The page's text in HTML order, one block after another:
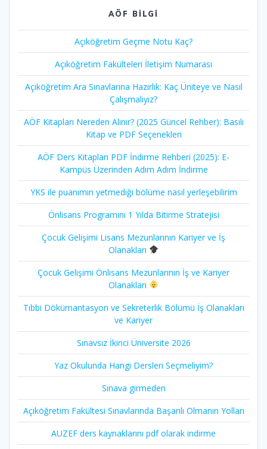
AÖF BILGI
Açıköğretim Geçme Notu Kaç?
Açıköğretim Fakülteleri İletişim Numarası
Açıköğretim Ara Sınavlarına Hazırlık: Kaç Üniteye ve Nasıl
Çalışmalıyız?
AÖF Kitapları Nereden Alınır? (2025 Güncel Rehber): Basılı
Kitap ve PDF Seçenekleri
AÖF Ders Kitapları PDF İndirme Rehberi (2025): E-
Kampüs Üzerinden Adım Adım İndirme
YKS ile puanımın yetmediği bölüme nasıl yerleşebilirim
Önlisans Programını 1 Yılda Bitirme Stratejisi
Çocuk Gelişimi Lisans Mezunlarının Kariyer ve İş
Olanakları
Çocuk Gelişimi Önlisans Mezunlarının İş ve Kariyer
Olanakları
Tıbbi Dökümantasyon ve Sekreterlik Bölümü İş Olanakları
ve Kariyer
Sınavsız İkinci Üniversite 2026
Yaz Okulunda Hangi Dersleri Seçmeliyim?
Sınava girmeden
Açıköğretim Fakültesi Sınavlarında Başarılı Olmanın Yolları
AUZEF ders kaynaklarını pdf olarak indirme